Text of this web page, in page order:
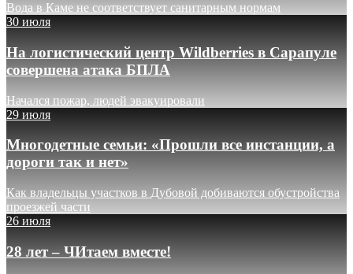
Вода в Каме не соответствует санитарным нормам
30 июля
На логистический центр Wildberries в Сарапуле
совершена атака БПЛА
Начался пожар, людей эвакуировали
29 июля
Многодетные семьи: «Прошли все инстанции, а
дороги так и нет»
Как владельцы участков в Дубовой добиваются обустройства
проезжей части
26 июля
28 лет – ЧИтаем вместе!